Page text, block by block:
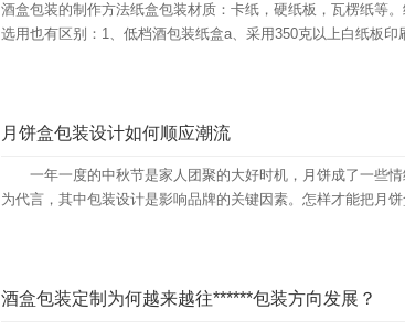
酒盒包装的制作方法纸盒包装材质：卡纸，硬纸板，瓦楞纸等
选用也有区别：1、低档酒包装纸盒a、采用350克以上白纸板
月饼盒包装设计如何顺应潮流
一年一度的中秋节是家人团聚的大好时机，月饼成了一些情
为代言，其中包装设计是影响品牌的关键因素。怎样才能把
酒盒包装定制为何越来越往******包装方向发展？